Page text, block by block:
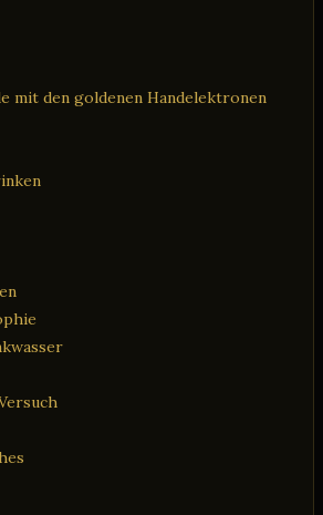
mit den goldenen Handelektronen